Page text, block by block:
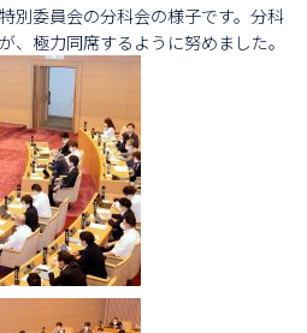
別委員会の分科会の様子です。分科
、極力同席するように努めました。